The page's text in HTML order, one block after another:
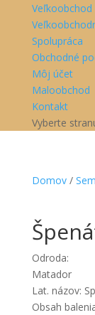
Veľkoobchod
Spolupráca
Obchodné
Môj účet
Maloobchod
Kontakt
Vyberte
Domov/
Odroda:
Matador
Lat. názov:
Obsah